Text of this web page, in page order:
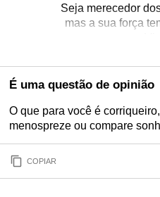
Seja merecedor
mas a sua força
É uma questão de opinião
O que para você é
menospreze ou compare
COPIAR